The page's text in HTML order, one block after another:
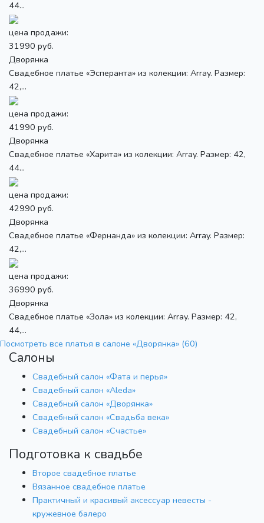
44...
цена продажи:
31990 руб.
Дворянка
Свадебное платье «Эсперанта» из колекции: Array. Размер:
42,...
цена продажи:
41990 руб.
Дворянка
Свадебное платье «Харита» из колекции: Array. Размер: 42,
44...
цена продажи:
42990 руб.
Дворянка
Свадебное платье «Фернанда» из колекции: Array. Размер:
42,...
цена продажи:
36990 руб.
Дворянка
Свадебное платье «Зола» из колекции: Array. Размер: 42,
44,...
Посмотреть все платья в салоне «Дворянка» (60)
Салоны
Свадебный салон «Фата и перья»
Свадебный салон «Aleda»
Свадебный салон «Дворянка»
Свадебный салон «Свадьба века»
Свадебный салон «Счастье»
Подготовка к свадьбе
Второе свадебное платье
Вязанное свадебное платье
Практичный и красивый аксессуар невесты -
кружевное балеро